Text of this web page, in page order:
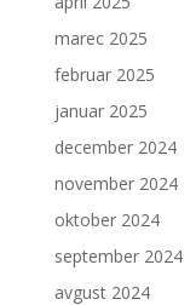
marec 2025
februar 2025
januar 2025
december 2024
november 2024
oktober 2024
september 2024
avgust 2024